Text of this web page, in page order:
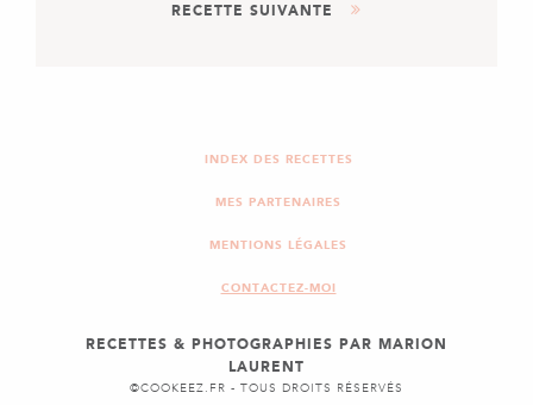
COOKIES, PÉPITES DE
RECETTE SUIVANTE
INDEX DES RECETTES
MES PARTENAIRES
MENTIONS LÉGALES
CONTACTEZ-MOI
RECETTES & PHOTOGRAPHIES PAR MARION
LAURENT
©COOKEEZ.FR - TOUS DROITS RÉSERVÉS